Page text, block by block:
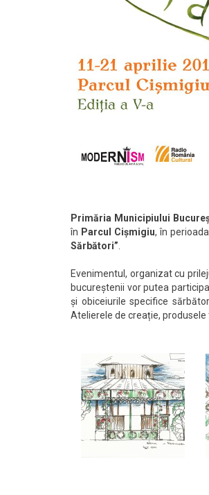
Primăria Municipiului
în Parcul Cișmigiu, în perioada
Sărbători”
Evenimentul, organizat cu
bucureștenii vor putea
și obiceiurile specifice
Atelierele de creație,